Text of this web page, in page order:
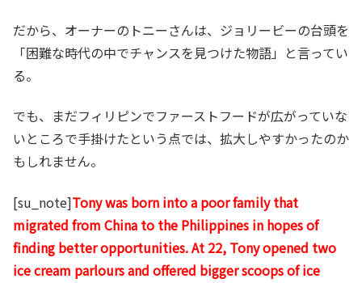
だから、オーナーのトニーさんは、ジョリービーの台頭を
「困難な時代の中でチャンスを見つけた物語」と言ってい
る。
でも、まだフィリピンでファーストフードが広がっていな
いところで手掛けたという点では、拡大しやすかったのか
もしれません。
[su_note]Tony was born into a poor family that
migrated from China to the Philippines in hopes of
finding better opportunities. At 22, Tony opened two
ice cream parlours and offered bigger scoops of ice